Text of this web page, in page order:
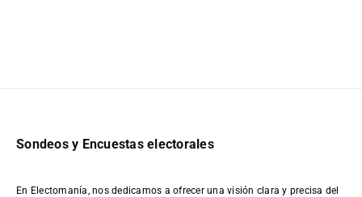
Sondeos y Encuestas electorales
En Electomanía, nos dedicamos a ofrecer una visión clara y precisa del